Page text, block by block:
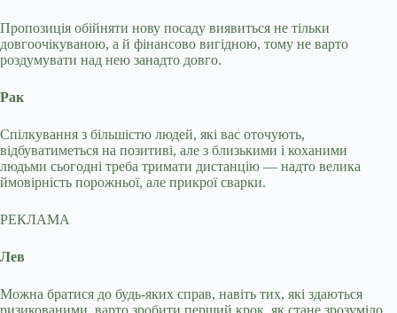
Пропозиція обійняти нову посаду виявиться не тільки
довгоочікуваною, а й фінансово вигідною, тому не варто
роздумувати над нею занадто довго.
Рак
Спілкування з більшістю людей, які вас оточують,
відбуватиметься на позитиві, але з близькими і коханими
людьми сьогодні треба тримати дистанцію — надто велика
ймовірність порожньої, але прикрої сварки.
РЕКЛАМА
Лев
Можна братися до будь-яких справ, навіть тих, які здаються